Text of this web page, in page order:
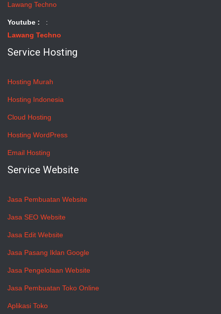
Lawang Techno
Youtube :
:
Lawang Techno
Service Hosting
Hosting Murah
Hosting Indonesia
Cloud Hosting
Hosting WordPress
Email Hosting
Service Website
Jasa Pembuatan Website
Jasa SEO Website
Jasa Edit Website
Jasa Pasang Iklan Google
Jasa Pengelolaan Website
Jasa Pembuatan Toko Online
Aplikasi Toko